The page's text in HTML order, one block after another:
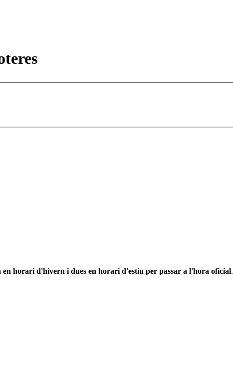
en horari d'hivern i dues en horari d'estiu per passar a l'hora oficial.